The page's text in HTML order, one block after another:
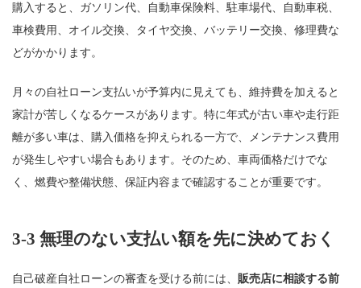
購入すると、ガソリン代、自動車保険料、駐車場代、自動車税、
車検費用、オイル交換、タイヤ交換、バッテリー交換、修理費な
どがかかります。
月々の自社ローン支払いが予算内に見えても、維持費を加えると
家計が苦しくなるケースがあります。特に年式が古い車や走行距
離が多い車は、購入価格を抑えられる一方で、メンテナンス費用
が発生しやすい場合もあります。そのため、車両価格だけでな
く、燃費や整備状態、保証内容まで確認することが重要です。
3-3 無理のない支払い額を先に決めておく
自己破産自社ローンの審査を受ける前には、 販売店に相談する前